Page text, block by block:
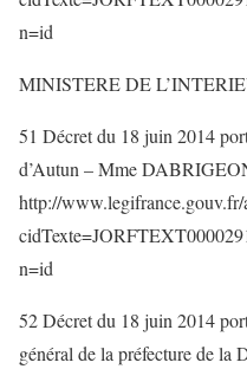
n=id
MINISTERE DE
51 Décret du 18 juin 2014
d’Autun – Mme
http://www.legifrance.gouv.fr/
n=id
52 Décret du 18 juin 2014
général de la préfecture de